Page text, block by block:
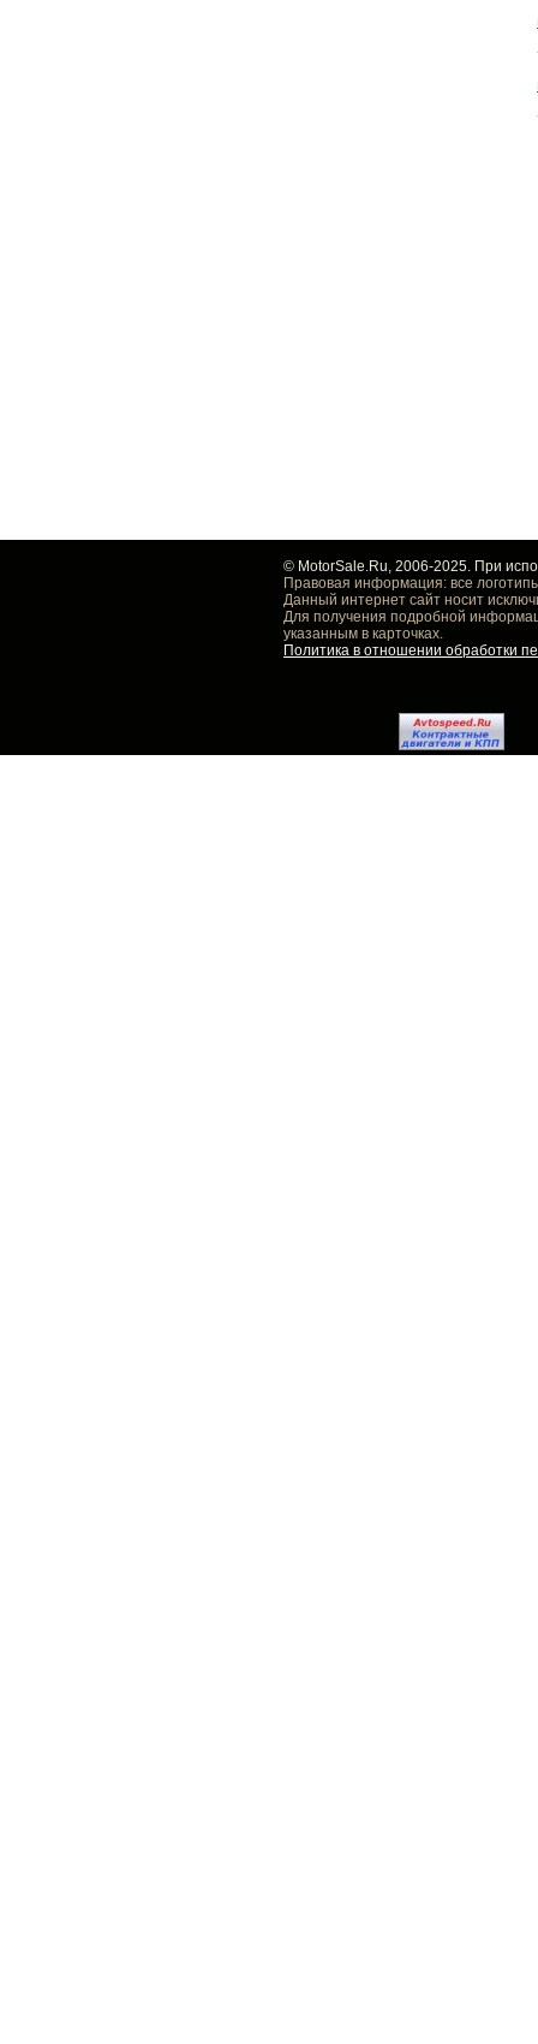
© MotorSale.Ru, 2006-2025. При
Правовая информация: все
Данный интернет сайт носит
Для получения подробной
указанным в карточках.
Политика в отношении обработки